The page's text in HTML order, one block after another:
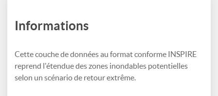
Informations
Cette couche de données au format conforme INSPIRE
reprend l'étendue des zones inondables potentielles
selon un scénario de retour extrême.